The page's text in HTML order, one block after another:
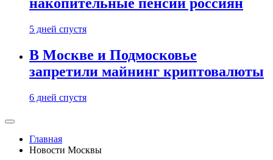
накопительные пенсии россиян
5 дней спустя
В Москве и Подмосковье
запретили майнинг криптовалюты
6 дней спустя
Главная
Новости Москвы